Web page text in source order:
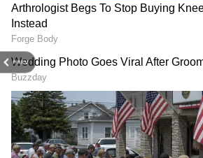
PREV
Related Articles
Rajamouli: మహేష్ బాబు తర్వాత రాజమౌళి
ఎవరితో సినిమా చేయబోతున్నాడో తెలుసా?